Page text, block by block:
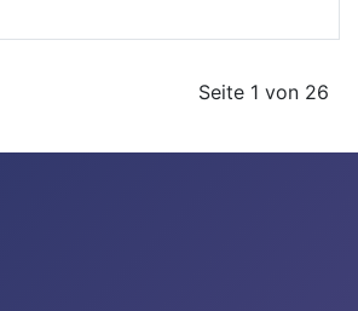
Seite 1 von 26